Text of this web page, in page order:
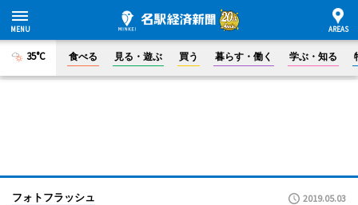
35°C 食べる 見る・遊ぶ 買う 暮らす・働く 学ぶ・知る
フォトフラッシュ 2019.05.03